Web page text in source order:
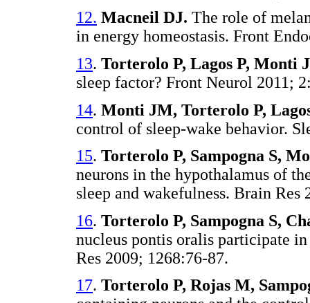
12. Macneil DJ. The role of
in energy homeostasis. Front
13. Torterolo P, Lagos P, Monti
sleep factor? Front Neurol 2011;
14. Monti JM, Torterolo P,
control of sleep-wake behavior.
15. Torterolo P, Sampogna S,
neurons in the hypothalamus of
sleep and wakefulness. Brain Res
16. Torterolo P, Sampogna S,
nucleus pontis oralis participate
Res 2009; 1268:76-87.
17. Torterolo P, Rojas M,